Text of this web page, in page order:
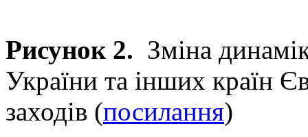
Рисунок 2. Зміна
України та інших країн
заходів (посилання)